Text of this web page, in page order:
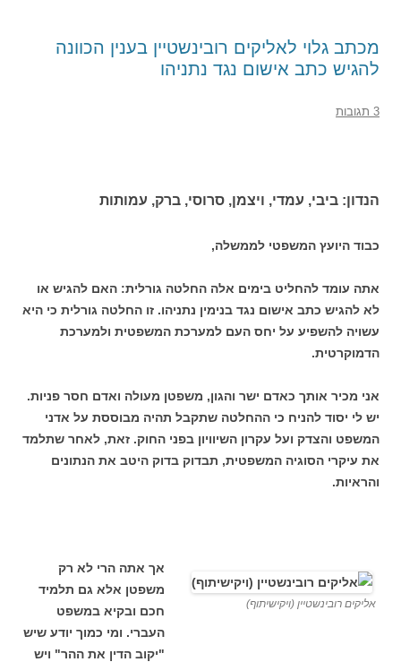
מכתב גלוי לאליקים רובינשטיין בענין הכוונה
להגיש כתב אישום נגד נתניהו
3 תגובות
הנדון: ביבי, עמדי, ויצמן, סרוסי, ברק, עמותות
כבוד היועץ המשפטי לממשלה,
אתה עומד להחליט בימים אלה החלטה גורלית: האם להגיש או
לא להגיש כתב אישום נגד בנימין נתניהו. זו החלטה גורלית כי היא
עשויה להשפיע על יחס העם למערכת המשפטית ולמערכת
הדמוקרטית.
אני מכיר אותך כאדם ישר והגון, משפטן מעולה ואדם חסר פניות.
יש לי יסוד להניח כי ההחלטה שתקבל תהיה מבוססת על אדני
המשפט והצדק ועל עקרון השיוויון בפני החוק. זאת, לאחר שתלמד
את עיקרי הסוגיה המשפטית, תבדוק בדוק היטב את הנתונים
והראיות.
אליקים רובינשטיין (ויקישיתוף)
אך אתה הרי לא רק
משפטן אלא גם תלמיד
חכם ובקיא במשפט
העברי. ומי כמוך יודע שיש
"יקוב הדין את ההר" ויש